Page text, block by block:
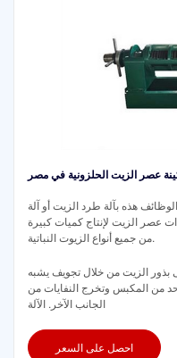
عصر الزيت الحلزونية في مصر
هذه بآلة طرد الزيت أو آلة
عصر الزيت لإنتاج كميات كبيرة
من جميع أنواع الزيوت النباتية.
بذور الزيت من خلال تجويف يشبه
من المكبس وتخرج النفايات من
الجانب الآخر. الآلة
احصل على السعر